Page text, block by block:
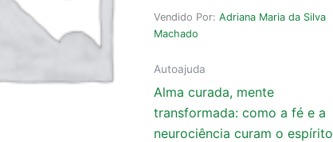
Vendido Por:Adriana Maria da Silva
Machado
Autoajuda
Alma curada, mente
transformada: como a fé e a
neurociência curam o espírito